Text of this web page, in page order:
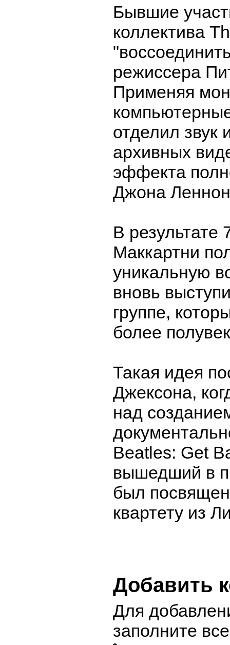
Бывшие
коллектива
режиссера
Применяя
отделил звук
архивных
эффекта
Джона
В результате
Маккартни
уникальную
вновь
группе,
более
Такая идея
Джексона,
над
Beatles: Get
вышедший в
был
квартету из
Добавить
Для
заполните